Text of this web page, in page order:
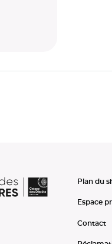
Plan du
Espace
Contact